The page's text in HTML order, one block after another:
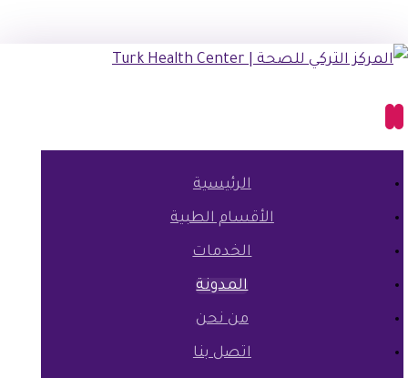
الرئيسية
الأقسام الطبية
الخدمات
المدونة
من نحن
اتصل بنا